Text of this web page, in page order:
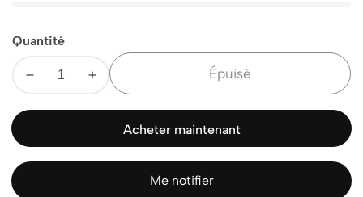
Quantité
Diminuer
Augmenter
Épuisé
Acheter maintenant
Me notifier